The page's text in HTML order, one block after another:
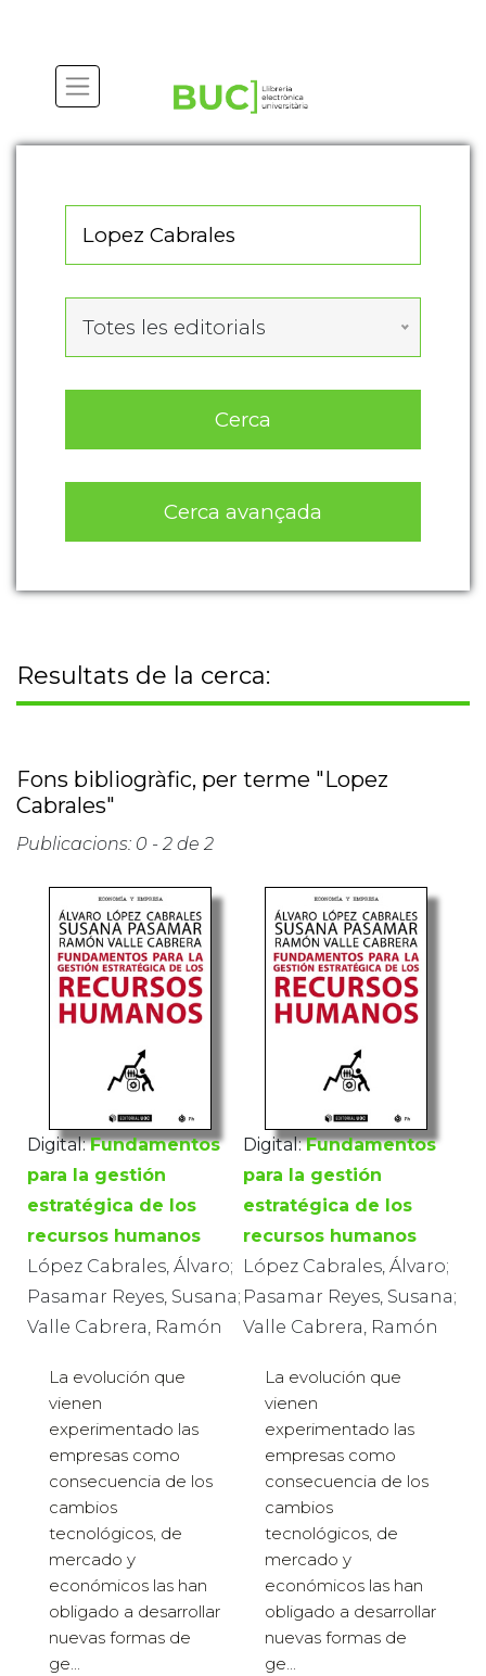
Totes les editorials
Cerca
Cerca avançada
Resultats de la cerca:
Fons bibliogràfic, per terme "Lopez
Cabrales"
Publicacions: 0 - 2 de 2
Digital: Fundamentos
para la gestión
estratégica de los
recursos humanos
López Cabrales, Álvaro;
Pasamar Reyes, Susana;
Valle Cabrera, Ramón
La evolución que
vienen
experimentado las
empresas como
consecuencia de los
cambios
tecnológicos, de
mercado y
económicos las han
obligado a desarrollar
nuevas formas de
ge...
Digital: Fundamentos
para la gestión
estratégica de los
recursos humanos
López Cabrales, Álvaro;
Pasamar Reyes, Susana;
Valle Cabrera, Ramón
La evolución que
vienen
experimentado las
empresas como
consecuencia de los
cambios
tecnológicos, de
mercado y
económicos las han
obligado a desarrollar
nuevas formas de
ge...